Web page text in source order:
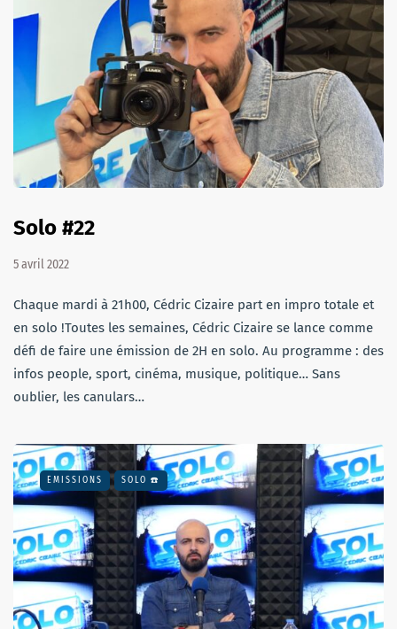
Solo #22
5 avril 2022
Chaque mardi à 21h00, Cédric Cizaire part en impro totale et
en solo !Toutes les semaines, Cédric Cizaire se lance comme
défi de faire une émission de 2H en solo. Au programme : des
infos people, sport, cinéma, musique, politique… Sans
oublier, les canulars…
EMISSIONS SOLO ☎️